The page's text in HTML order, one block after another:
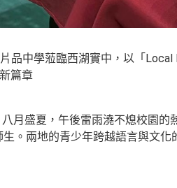
品中學蒞臨西湖實中，以「Local
篇章
月盛夏，午後雷雨澆不熄校園
。兩地的青少年跨越語言與文